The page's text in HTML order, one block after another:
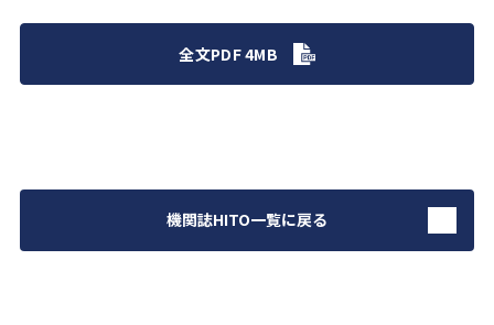
全文PDF 4MB
機関誌HITO一覧に戻る